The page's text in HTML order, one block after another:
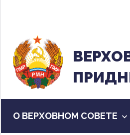
содержанию
О ВЕРХОВНОМ СОВЕТЕ